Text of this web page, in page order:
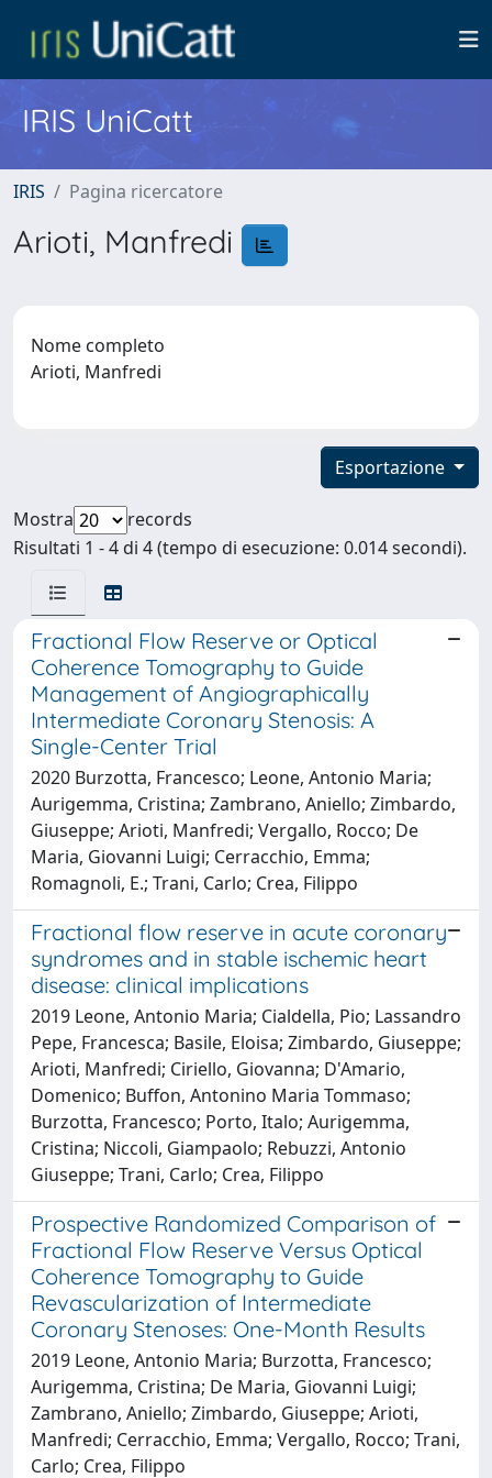
IRIS UniCatt
IRIS Pagina ricercatore
Arioti, Manfredi
Nome completo
Arioti, Manfredi
Esportazione
Mostra
records
Risultati 1 - 4 di 4 (tempo di esecuzione: 0.014 secondi).
Fractional Flow Reserve or Optical
Coherence Tomography to Guide
Management of Angiographically
Intermediate Coronary Stenosis: A
Single-Center Trial
2020 Burzotta, Francesco; Leone, Antonio Maria;
Aurigemma, Cristina; Zambrano, Aniello; Zimbardo,
Giuseppe; Arioti, Manfredi; Vergallo, Rocco; De
Maria, Giovanni Luigi; Cerracchio, Emma;
Romagnoli, E.; Trani, Carlo; Crea, Filippo
Fractional flow reserve in acute coronary
syndromes and in stable ischemic heart
disease: clinical implications
2019 Leone, Antonio Maria; Cialdella, Pio; Lassandro
Pepe, Francesca; Basile, Eloisa; Zimbardo, Giuseppe;
Arioti, Manfredi; Ciriello, Giovanna; D'Amario,
Domenico; Buffon, Antonino Maria Tommaso;
Burzotta, Francesco; Porto, Italo; Aurigemma,
Cristina; Niccoli, Giampaolo; Rebuzzi, Antonio
Giuseppe; Trani, Carlo; Crea, Filippo
Prospective Randomized Comparison of
Fractional Flow Reserve Versus Optical
Coherence Tomography to Guide
Revascularization of Intermediate
Coronary Stenoses: One-Month Results
2019 Leone, Antonio Maria; Burzotta, Francesco;
Aurigemma, Cristina; De Maria, Giovanni Luigi;
Zambrano, Aniello; Zimbardo, Giuseppe; Arioti,
Manfredi; Cerracchio, Emma; Vergallo, Rocco; Trani,
Carlo; Crea, Filippo